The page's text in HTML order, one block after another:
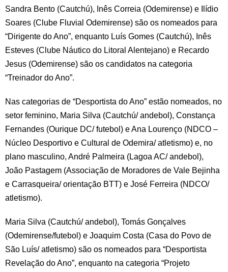
Sandra Bento (Cautchú), Inês Correia (Odemirense) e Ilídio
Soares (Clube Fluvial Odemirense) são os nomeados para
“Dirigente do Ano”, enquanto Luís Gomes (Cautchú), Inês
Esteves (Clube Náutico do Litoral Alentejano) e Recardo
Jesus (Odemirense) são os candidatos na categoria
“Treinador do Ano”.
Nas categorias de “Desportista do Ano” estão nomeados, no
setor feminino, Maria Silva (Cautchú/ andebol), Constança
Fernandes (Ourique DC/ futebol) e Ana Lourenço (NDCO –
Núcleo Desportivo e Cultural de Odemira/ atletismo) e, no
plano masculino, André Palmeira (Lagoa AC/ andebol),
João Pastagem (Associação de Moradores de Vale Bejinha
e Carrasqueira/ orientação BTT) e José Ferreira (NDCO/
atletismo).
Maria Silva (Cautchú/ andebol), Tomás Gonçalves
(Odemirense/futebol) e Joaquim Costa (Casa do Povo de
São Luís/ atletismo) são os nomeados para “Desportista
Revelação do Ano”, enquanto na categoria “Projeto